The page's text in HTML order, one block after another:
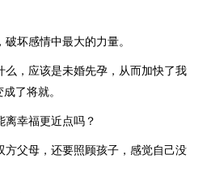
坏感情中最大的力量。
么，应该是未婚先孕，从而加快了我
了将就。
离幸福更近点吗？
方父母，还要照顾孩子，感觉自己没